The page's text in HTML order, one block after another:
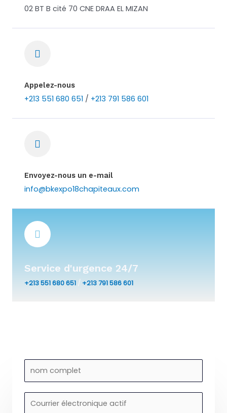
02 BT B cité 70 CNE DRAA EL MIZAN
Appelez-nous
+213 551 680 651 / +213 791 586 601
Envoyez-nous un e-mail
info@bkexpo18chapiteaux.com
Service d'urgence 24/7
+213 551 680 651 / +213 791 586 601